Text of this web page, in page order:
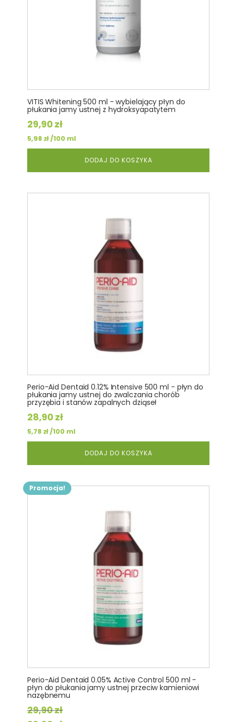
VITIS Whitening 500 ml - wybielający płyn do
płukania jamy ustnej z hydroksyapatytem
29,90 zł
5,98 zł/100 ml
DODAJ DO KOSZYKA
Perio-Aid Dentaid 0.12% Intensive 500 ml - płyn do
płukania jamy ustnej do zwalczania chorób
przyzębia i stanów zapalnych dziąseł
28,90 zł
5,78 zł/100 ml
DODAJ DO KOSZYKA
Promocja!
Perio-Aid Dentaid 0.05% Active Control 500 ml -
płyn do płukania jamy ustnej przeciw kamieniowi
nazębnemu
29,90zł